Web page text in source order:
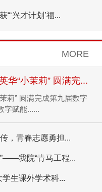
兴才计划’福...
MORE
华“小茉莉” 圆满完...
莉” 圆满完成第九届数字
字赋能......
，青春志愿勇担...
我院“青马工程...
学生课外学术科...